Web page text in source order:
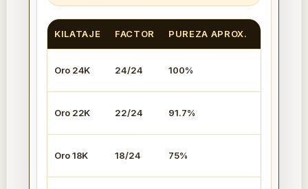
KILATAJE FACTOR PUREZA APROX.
Oro 24K 24/24 100%
Oro 22K 22/24 91.7%
Oro 18K 18/24 75%